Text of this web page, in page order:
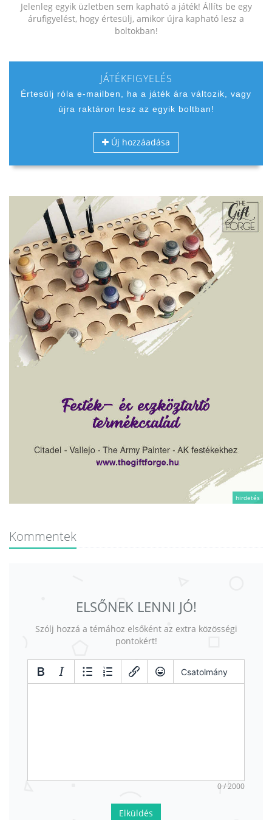
Jelenleg egyik üzletben sem kapható a játék! Állíts be egy
árufigyelést, hogy értesülj, amikor újra kapható lesz a
boltokban!
JÁTÉKFIGYELÉS
Értesülj róla e-mailben, ha a játék ára változik, vagy
újra raktáron lesz az egyik boltban!
Új hozzáadása
hirdetés
Kommentek
ELSŐNEK LENNI JÓ!
Szólj hozzá a témához elsőként az extra közösségi
pontokért!
Csatolmány
0 / 2000
Elküldés